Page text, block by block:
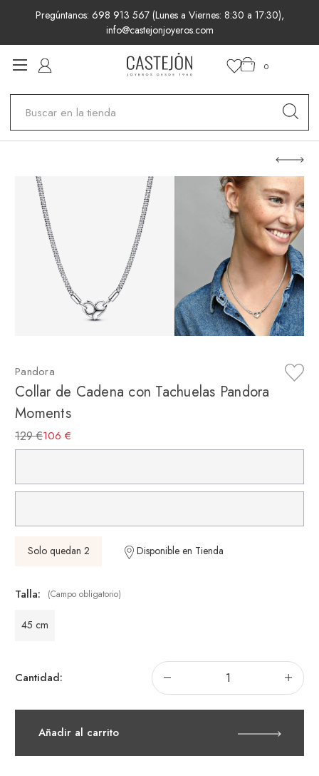
Pregúntanos: 698 913 567 (Lunes a Viernes: 8:30 a 17:30),
info@castejonjoyeros.com
0
Pandora
Collar de Cadena con Tachuelas Pandora
Moments
129 €106 €
Solo quedan 2 Disponible en Tienda
Talla: (Campo obligatorio)
45 cm
Cantidad: Disminuir
la
cantidad
de
con
Tachuelas
la
de
con
Añadir al carrito